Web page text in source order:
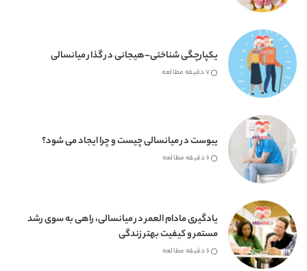
یکپارچگی شناختی–هیجانی در گذار میانسالی
7 دقیقه مطالعه
یبوست در میانسالی چیست و چرا ایجاد می شود؟
6 دقیقه مطالعه
یادگیری مادام العمر در میانسالی، راهی به سوی رشد
مستمر و کیفیت بهتر زندگی
6 دقیقه مطالعه